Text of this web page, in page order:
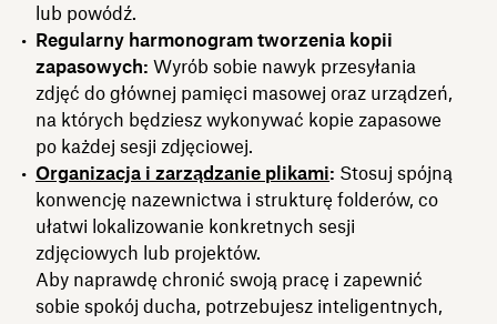
lub powódź.
Regularny harmonogram tworzenia kopii
zapasowych: Wyrób sobie nawyk przesyłania
zdjęć do głównej pamięci masowej oraz urządzeń,
na których będziesz wykonywać kopie zapasowe
po każdej sesji zdjęciowej.
Organizacja i zarządzanie plikami: Stosuj spójną
konwencję nazewnictwa i strukturę folderów, co
ułatwi lokalizowanie konkretnych sesji
zdjęciowych lub projektów.
Aby naprawdę chronić swoją pracę i zapewnić
sobie spokój ducha, potrzebujesz inteligentnych,